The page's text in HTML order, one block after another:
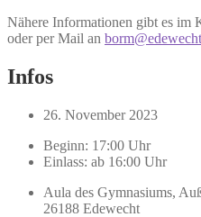
Nähere Informationen gibt es im
oder per Mail an
Infos
26. November 2023
Beginn: 17:00 Uhr
Einlass: ab 16:00 Uhr
Aula des Gymnasiums,
26188 Edewecht